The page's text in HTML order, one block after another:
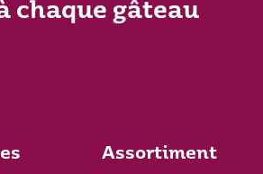
chaque gâteau
Assortiment